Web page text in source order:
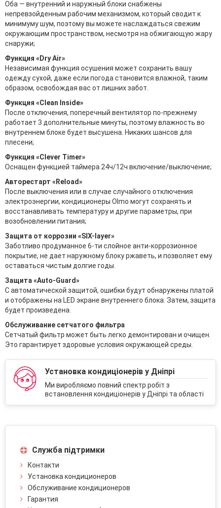
Оба — внутренний и наружный блоки снабжены
непревзойденным рабочим механизмом, который сводит к
минимуму шум, поэтому вы можете наслаждаться свежим
окружающим пространством, несмотря на обжигающую жару
снаружи;
Функция «Dry Air»
Независимая функция осушения может сохранить вашу
одежду сухой, даже если погода становится влажной, таким
образом, освобождая вас от лишних забот.
Функция «Clean Inside»
После отключения, поперечный вентилятор по-прежнему
работает 3 дополнительные минуты, поэтому влажность во
внутреннем блоке будет высушена. Никаких шансов для
плесени;
Функция «Сlever Timer»
Оснащен функцией таймера 24ч/12ч включение/выключение;
Авторестарт «Reload»
После выключения или в случае случайного отключения
электроэнергии, кондиционеры Olmo могут сохранять и
восстанавливать температуру и другие параметры, при
возобновлении питания;
Защита от коррозии «SIX-layer»
Заботливо продуманное 6-ти слойное анти-коррозионное
покрытие, не дает наружному блоку ржаветь, и позволяет ему
оставаться чистым долгие годы.
Защита «Auto-Guard»
С автоматической защитой, ошибки будут обнаружены платой
и отображены на LED экране внутреннего блока. Затем, защита
будет произведена.
Обслуживание сетчатого фильтра
Сетчатый фильтр может быть легко демонтирован и очищен.
Это гарантирует здоровые условия окружающей среды.
Установка кондиціонерів у Дніпрі
Ми виробляємо повний спектр робіт з
встановлення кондиціонерів у Дніпрі та області
Служба підтримки
Контакти
Установка кондиционеров
Обслуживание кондиционеров
Гарантия